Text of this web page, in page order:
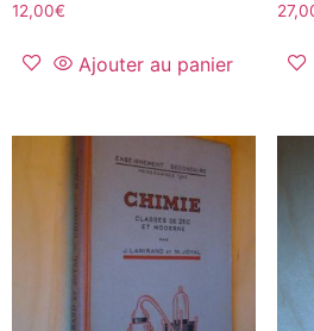
12,00€
Ajouter au panier